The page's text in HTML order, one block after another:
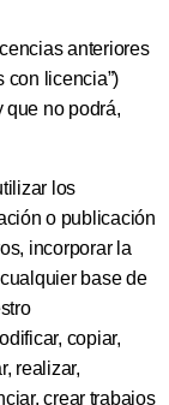
anteriores
con licencia”)
que no podrá,
los
o publicación
incorporar la
base de
copiar,
realizar,
crear trabajos